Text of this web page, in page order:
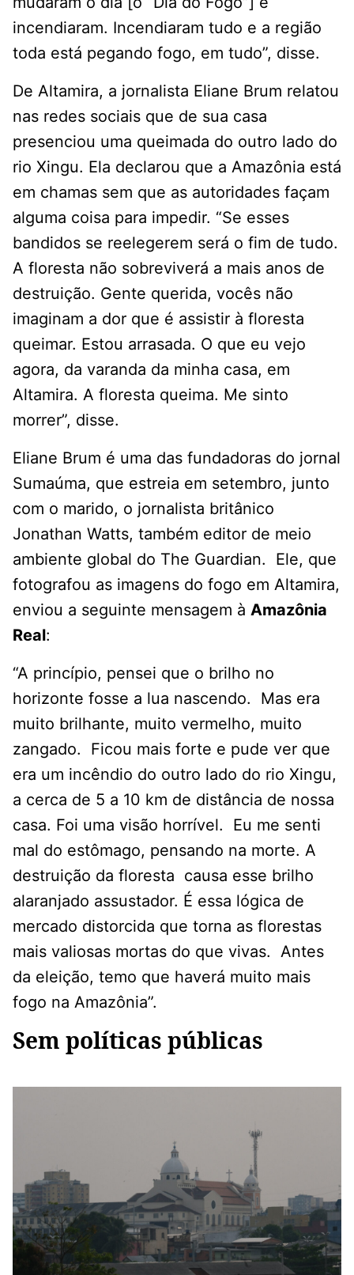
incendiaram. Incendiaram tudo e a região
toda está pegando fogo, em tudo”, disse.
De Altamira, a jornalista Eliane Brum relatou
nas redes sociais que de sua casa
presenciou uma queimada do outro lado do
rio Xingu. Ela declarou que a Amazônia está
em chamas sem que as autoridades façam
alguma coisa para impedir. “Se esses
bandidos se reelegerem será o fim de tudo.
A floresta não sobreviverá a mais anos de
destruição. Gente querida, vocês não
imaginam a dor que é assistir à floresta
queimar. Estou arrasada. O que eu vejo
agora, da varanda da minha casa, em
Altamira. A floresta queima. Me sinto
morrer”, disse.
Eliane Brum é uma das fundadoras do jornal
Sumaúma, que estreia em setembro, junto
com o marido, o jornalista britânico
Jonathan Watts, também editor de meio
ambiente global do The Guardian. Ele, que
fotografou as imagens do fogo em Altamira,
enviou a seguinte mensagem à Amazônia
Real:
“A princípio, pensei que o brilho no
horizonte fosse a lua nascendo. Mas era
muito brilhante, muito vermelho, muito
zangado. Ficou mais forte e pude ver que
era um incêndio do outro lado do rio Xingu,
a cerca de 5 a 10 km de distância de nossa
casa. Foi uma visão horrível. Eu me senti
mal do estômago, pensando na morte. A
destruição da floresta causa esse brilho
alaranjado assustador. É essa lógica de
mercado distorcida que torna as florestas
mais valiosas mortas do que vivas. Antes
da eleição, temo que haverá muito mais
fogo na Amazônia”.
Sem políticas públicas